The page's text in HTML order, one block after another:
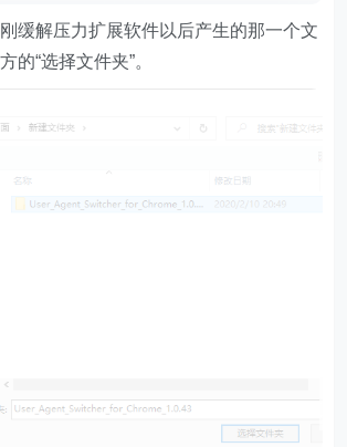
解压力扩展软件以后产生的那一个文
的“选择文件夹”。